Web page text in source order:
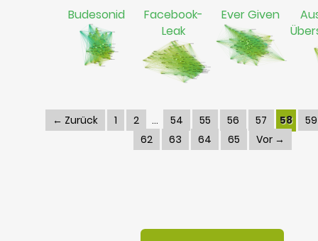
Budesonid
Facebook-
Leak
Ever Given
← Zurück 1 2 54 55 56 57 58
59
62
63 64 65 Vor →